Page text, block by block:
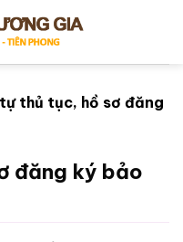
thủ tục, hồ sơ đăng
đăng ký bảo